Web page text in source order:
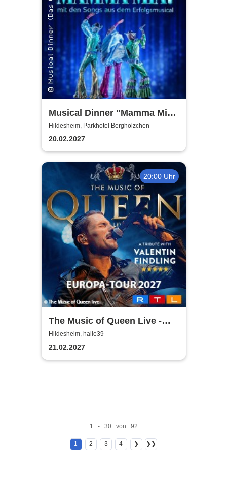
Musical Dinner "Mamma Mia
Special"
Hildesheim, Parkhotel Berghölzchen
20.02.2027
20:00 Uhr
The Music of Queen Live -
Tour 2027
Hildesheim, halle39
21.02.2027
1 - 30 von 92
1 2 3 4 ❯ ❯❯